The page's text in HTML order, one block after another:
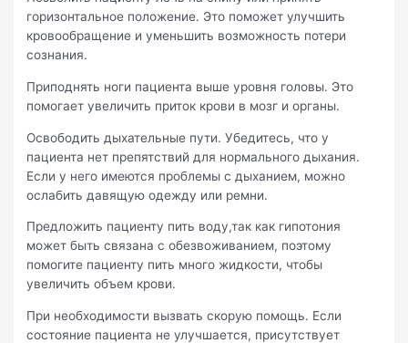
горизонтальное положение. Это поможет улучшить
кровообращение и уменьшить возможность потери
сознания.
Приподнять ноги пациента выше уровня головы. Это
помогает увеличить приток крови в мозг и органы.
Освободить дыхательные пути. Убедитесь, что у
пациента нет препятствий для нормального дыхания.
Если у него имеются проблемы с дыханием, можно
ослабить давящую одежду или ремни.
Предложить пациенту пить воду,так как гипотония
может быть связана с обезвоживанием, поэтому
помогите пациенту пить много жидкости, чтобы
увеличить объем крови.
При необходимости вызвать скорую помощь. Если
состояние пациента не улучшается, присутствует